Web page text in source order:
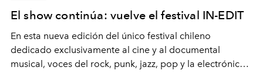
El show continúa: vuelve el festival IN-EDIT
En esta nueva edición del único festival chileno
dedicado exclusivamente al cine y al documental
musical, voces del rock, punk, jazz, pop y la electrónica